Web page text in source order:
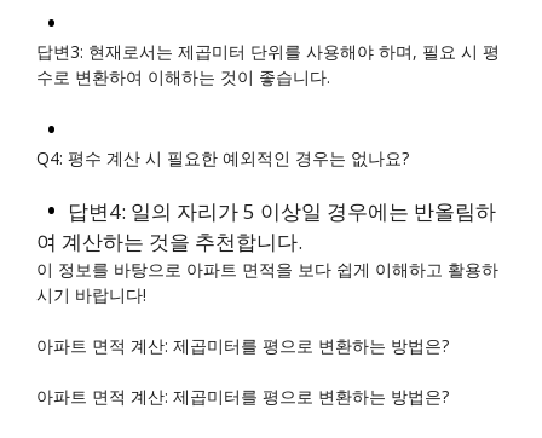
답변3: 현재로서는 제곱미터 단위를 사용해야 하며, 필요 시 평
수로 변환하여 이해하는 것이 좋습니다.
Q4: 평수 계산 시 필요한 예외적인 경우는 없나요?
답변4: 일의 자리가 5 이상일 경우에는 반올림하
여 계산하는 것을 추천합니다.
이 정보를 바탕으로 아파트 면적을 보다 쉽게 이해하고 활용하
시기 바랍니다!
아파트 면적 계산: 제곱미터를 평으로 변환하는 방법은?
아파트 면적 계산: 제곱미터를 평으로 변환하는 방법은?